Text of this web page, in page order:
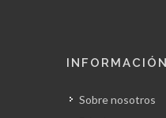
INFORMACIÓN
Sobre nosotros